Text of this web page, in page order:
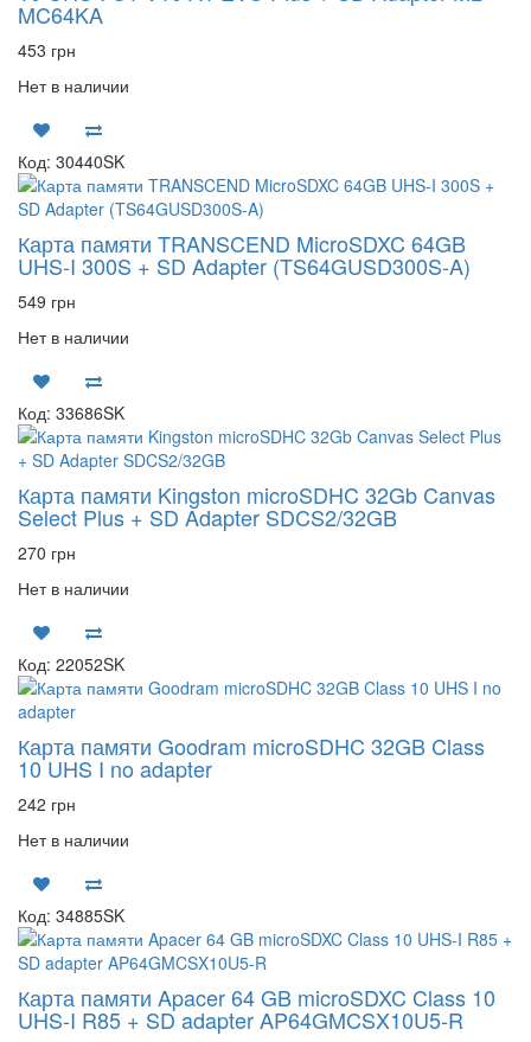
MC64KA
453 грн
Нет в наличии
Код: 30440SK
Карта памяти TRANSCEND MicroSDXC 64GB
UHS-I 300S + SD Adapter (TS64GUSD300S-A)
549 грн
Нет в наличии
Код: 33686SK
Карта памяти Kingston microSDHC 32Gb Canvas
Select Plus + SD Adapter SDCS2/32GB
270 грн
Нет в наличии
Код: 22052SK
Карта памяти Goodram microSDHC 32GB Class
10 UHS I no adapter
242 грн
Нет в наличии
Код: 34885SK
Карта памяти Apacer 64 GB microSDXC Class 10
UHS-I R85 + SD adapter AP64GMCSX10U5-R